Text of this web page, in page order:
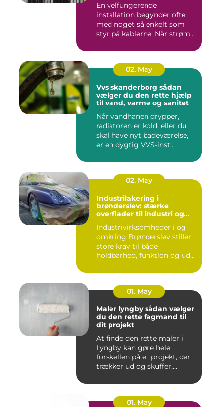
En velfungerende
installation begynder ofte
med noget så enkelt som
styr på kablerne. Når strøm-,
02. May
Vvs skanderborg sådan
vælger du den rette hjælp
til vand, varme og sanitet
Når vandhanen drypper,
radiatoren er kold, eller du
skal have nyt badeværelse,
er en dygtig VVS-inst...
02. May
Industrilakering i
brønderslev: stærke
overflader til industri og
Industrivirksomheder i og
omkring Brønderslev stiller
store krav til både
holdbarhed, funktion og ud...
01. May
Maler lyngby sådan vælger
du den rette fagmand til
dit projekt
At finde den rette maler i
Lyngby kan gøre hele
forskellen på et projekt, der
trækker ud og skuffer,...
01. May